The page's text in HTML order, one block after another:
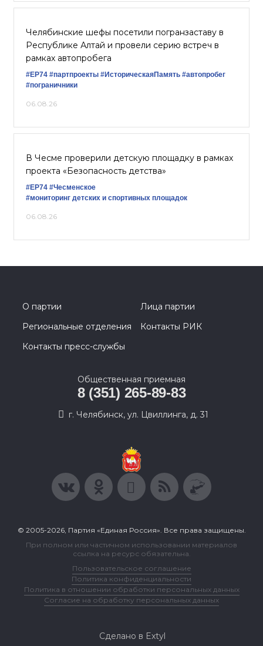
Челябинские шефы посетили погранзаставу в
Республике Алтай и провели серию встреч в
рамках автопробега
#ЕР74 #партпроекты #ИсторическаяПамять #автопробег
#пограничники
06.08.26
В Чесме проверили детскую площадку в рамках
проекта «Безопасность детства»
#ЕР74 #Чесменское
#мониторинг детских и спортивных площадок
06.08.26
О партии
Лица партии
Региональные отделения
Контакты РИК
Контакты пресс-службы
Общественная приемная
8 (351) 265-89-83
г. Челябинск, ул. Цвиллинга, д. 31
© 2005-2026, Партия «Единая Россия». Все права защищены.
При полном или частичном использовании материалов
ссылка на ресурс обязательна.
Пользовательское соглашение
Политика конфиденциальности
Политика в отношении обработки персональных данных
Согласие на обработку персональных данных
Сделано в Extyl